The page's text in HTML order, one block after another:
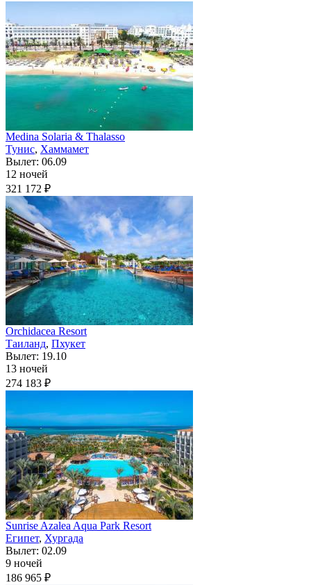
Medina Solaria & Thalasso
Тунис, Хаммамет
Вылет: 06.09
12 ночей
321 172 ₽
Orchidacea Resort
Таиланд, Пхукет
Вылет: 19.10
13 ночей
274 183 ₽
Sunrise Azalea Aqua Park Resort
Египет, Хургада
Вылет: 02.09
9 ночей
186 965 ₽